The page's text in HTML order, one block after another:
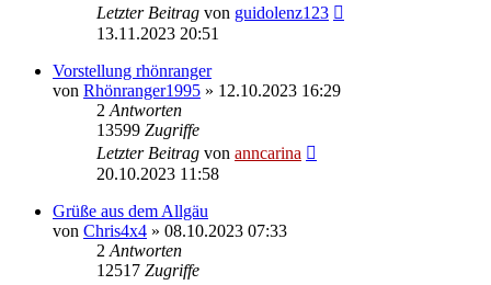
Letzter Beitrag von guidolenz123
13.11.2023 20:51
Vorstellung rhönranger
von Rhönranger1995 » 12.10.2023 16:29
2 Antworten
13599 Zugriffe
Letzter Beitrag von anncarina
20.10.2023 11:58
Grüße aus dem Allgäu
von Chris4x4 » 08.10.2023 07:33
2 Antworten
12517 Zugriffe